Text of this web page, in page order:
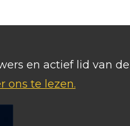
en actief lid van
ons te lezen.